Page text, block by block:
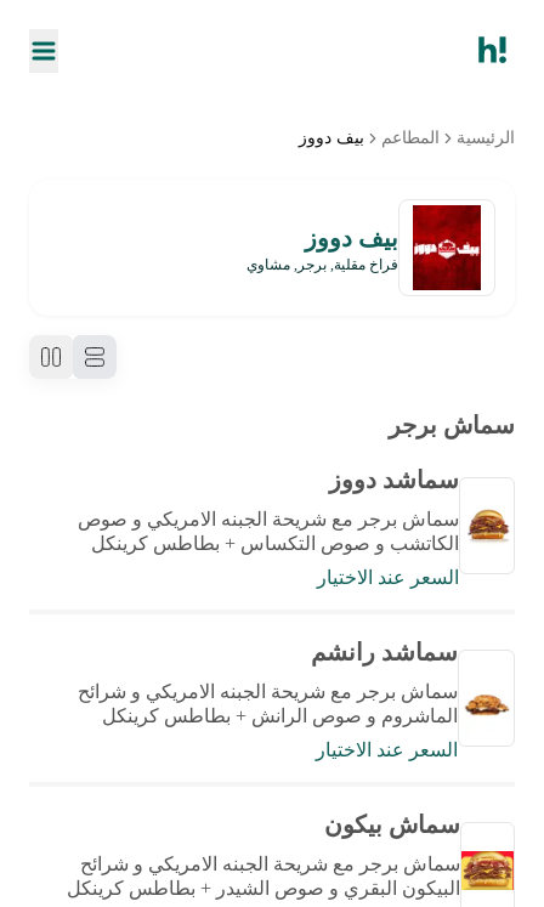
الرئيسية المطاعم بيف دووز
بيف دووز
فراخ مقلية, برجر, مشاوي
سماش برجر
سماشد دووز
سماش برجر مع شريحة الجبنه الامريكي و صوص
الكاتشب و صوص التكساس + بطاطس كرينكل
السعر عند الاختيار
سماشد رانشم
سماش برجر مع شريحة الجبنه الامريكي و شرائح
الماشروم و صوص الرانش + بطاطس كرينكل
السعر عند الاختيار
سماش بيكون
سماش برجر مع شريحة الجبنه الامريكي و شرائح
البيكون البقري و صوص الشيدر + بطاطس كرينكل